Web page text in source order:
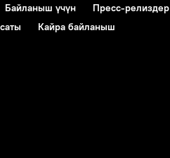
Байланыш үчүн Пресс-релиздер
Кайра байланыш